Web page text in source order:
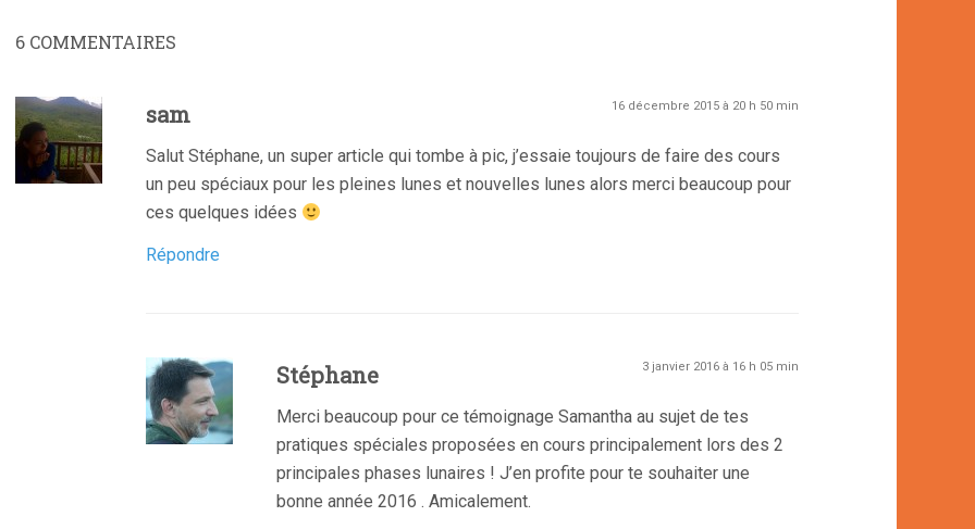
6 COMMENTAIRES
sam 16 décembre 2015 à 20 h 50 min
Salut Stéphane, un super article qui tombe à pic, j’essaie toujours de faire des cours
un peu spéciaux pour les pleines lunes et nouvelles lunes alors merci beaucoup pour
ces quelques idées
Répondre
Stéphane 3 janvier 2016 à 16 h 05 min
Merci beaucoup pour ce témoignage Samantha au sujet de tes
pratiques spéciales proposées en cours principalement lors des 2
principales phases lunaires ! J’en profite pour te souhaiter une
bonne année 2016 . Amicalement.